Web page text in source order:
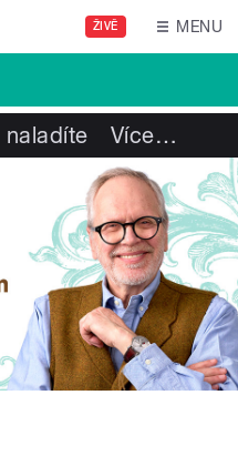
ŽIVĚ MENU
Více…